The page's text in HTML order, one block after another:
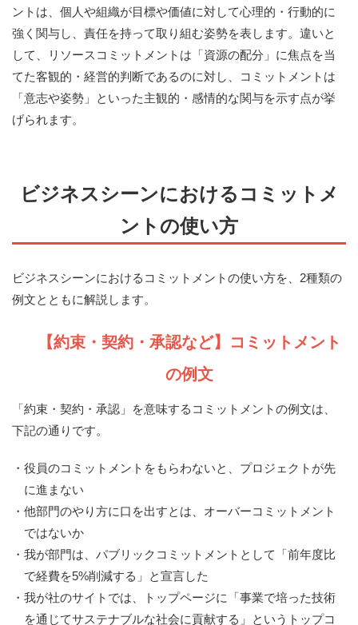
ントは、個人や組織が目標や価値に対して心理的・行動的に
強く関与し、責任を持って取り組む姿勢を表します。違いと
して、リソースコミットメントは「資源の配分」に焦点を当
てた客観的・経営的判断であるのに対し、コミットメントは
「意志や姿勢」といった主観的・感情的な関与を示す点が挙
げられます。
ビジネスシーンにおけるコミットメ
ントの使い方
ビジネスシーンにおけるコミットメントの使い方を、2種類の
例文とともに解説します。
【約束・契約・承認など】コミットメント
の例文
「約束・契約・承認」を意味するコミットメントの例文は、
下記の通りです。
・役員のコミットメントをもらわないと、プロジェクトが先
に進まない
・他部門のやり方に口を出すとは、オーバーコミットメント
ではないか
・我が部門は、パブリックコミットメントとして「前年度比
で経費を5%削減する」と宣言した
・我が社のサイトでは、トップページに「事業で培った技術
を通じてサステナブルな社会に貢献する」というトップコ